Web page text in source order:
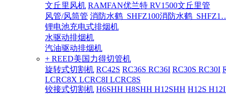
文丘里风机 RAMFAN优兰特 RV1500文丘里管
风管/风筒管 消防水鹤_SHFZ100消防水鹤
锂电池充电式排烟机
水驱动排烟机
汽油驱动排烟机
+ REED美国力得切管机
旋转式切割机 RC42S RC36S RC36I RC30S RC30I
LCRC8X LCRC8I LCRC8S
铰接式切割机 H6SHH H8SHH H12SHH H12S